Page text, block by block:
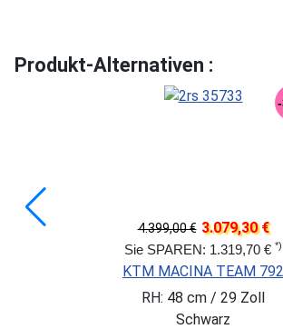
Produkt-Alternativen :
4.399,00 € 3.079,30 €
Sie SPAREN: 1.319,70 € *)
KTM MACINA TEAM 792
RH: 48 cm / 29 Zoll
Schwarz